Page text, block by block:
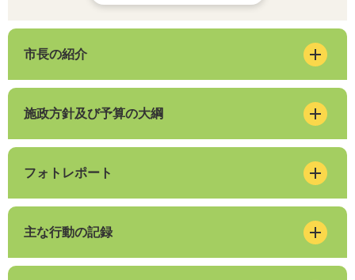
市長の紹介
施政方針及び予算の大綱
フォトレポート
主な行動の記録